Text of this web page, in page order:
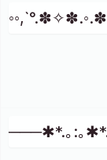
───✱*.｡:｡